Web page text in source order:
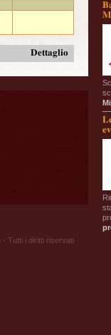
Dettaglio
- Tutti i diritti riservati